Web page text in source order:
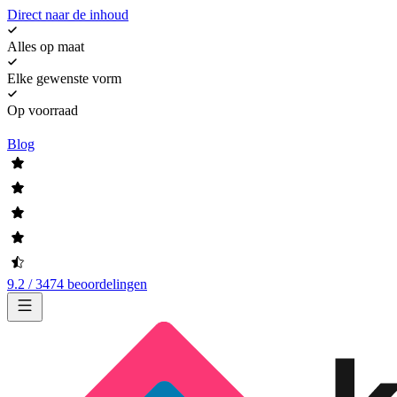
Direct naar de inhoud
Alles op maat
Elke gewenste vorm
Op voorraad
Blog
9.2 / 3474 beoordelingen